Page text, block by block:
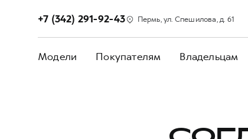
+7 (342) 291-92-43 Пермь, ул. Спешилова, д. 61
Модели Покупателям Владельцам